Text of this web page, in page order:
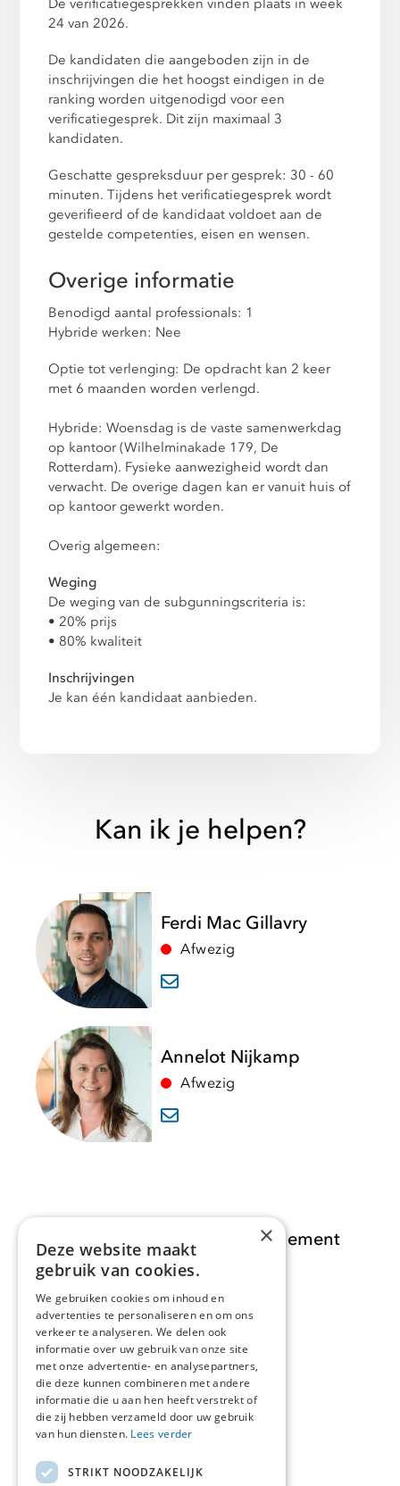
24 van 2026.
De kandidaten die aangeboden zijn in de
inschrijvingen die het hoogst eindigen in de
ranking worden uitgenodigd voor een
verificatiegesprek. Dit zijn maximaal 3
kandidaten.
Geschatte gespreksduur per gesprek: 30 - 60
minuten. Tijdens het verificatiegesprek wordt
geverifieerd of de kandidaat voldoet aan de
gestelde competenties, eisen en wensen.
Overige informatie
Benodigd aantal professionals: 1
Hybride werken: Nee
Optie tot verlenging: De opdracht kan 2 keer
met 6 maanden worden verlengd.
Hybride: Woensdag is de vaste samenwerkdag
op kantoor (Wilhelminakade 179, De
Rotterdam). Fysieke aanwezigheid wordt dan
verwacht. De overige dagen kan er vanuit huis of
op kantoor gewerkt worden.
Overig algemeen:
Weging
De weging van de subgunningscriteria is:
• 20% prijs
• 80% kwaliteit
Inschrijvingen
Je kan één kandidaat aanbieden.
Kan ik je helpen?
Ferdi Mac Gillavry
Afwezig
Annelot Nijkamp
Afwezig
Opdracht Informatiemanagement
Opdrachten
Actueel
Over ons
Contact
×
Deze website maakt
gebruik van cookies.
We gebruiken cookies om inhoud en
advertenties te personaliseren en om ons
verkeer te analyseren. We delen ook
informatie over uw gebruik van onze site
met onze advertentie- en analysepartners,
die deze kunnen combineren met andere
informatie die u aan hen heeft verstrekt of
die zij hebben verzameld door uw gebruik
van hun diensten. Lees verder
STRIKT NOODZAKELIJK